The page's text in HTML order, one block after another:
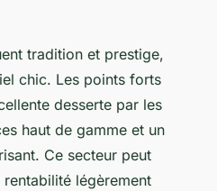
tradition et prestige,
chic. Les points forts
desserte par les
haut de gamme et un
Ce secteur peut
légèrement